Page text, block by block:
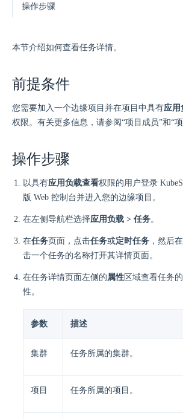
操作步骤
本节介绍如何查看任务详情。
前提条件
您需要加入一个边缘项目并在项目中具有应用
权限。有关更多信息，请参阅“项目成员”和“项
操作步骤
以具有应用负载查看权限的用户登录
版 Web 控制台并进入您的边缘项目。
在左侧导航栏选择应用负载 > 任务。
在任务页面，点击任务或定时任务 ，然后
击一个任务的名称打开其详情页面。
在任务详情页面左侧的属性 区域查看任务
性。
参数 描述
集群 任务所属的集群。
项目 任务所属的项目。